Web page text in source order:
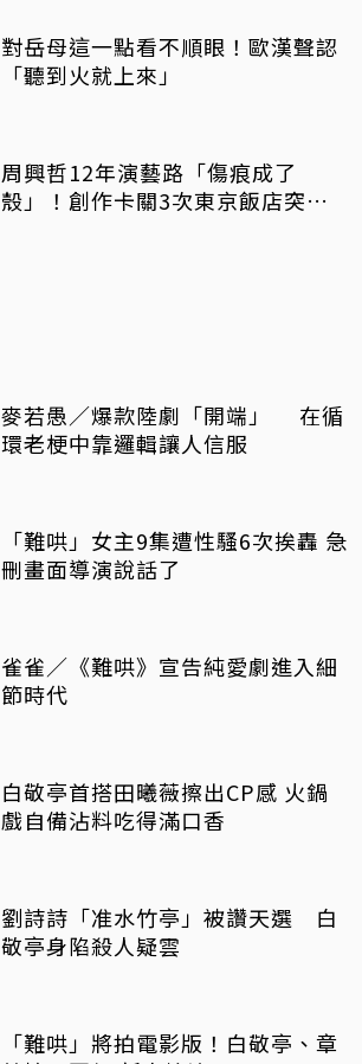
對岳母這一點看不順眼！歐漢聲認
「聽到火就上來」
周興哲12年演藝路「傷痕成了
殼」！創作卡關3次東京飯店突找
麥若愚／爆款陸劇「開端」 在循
環老梗中靠邏輯讓人信服
「難哄」女主9集遭性騷6次挨轟 急
刪畫面導演說話了
雀雀／《難哄》宣告純愛劇進入細
節時代
白敬亭首搭田曦薇擦出CP感 火鍋
戲自備沾料吃得滿口香
劉詩詩「准水竹亭」被讚天選 白
敬亭身陷殺人疑雲
「難哄」將拍電影版！白敬亭、章